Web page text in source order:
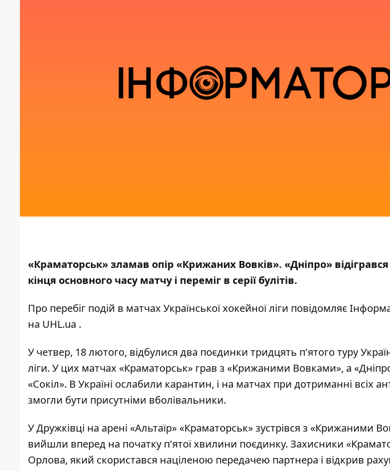
«Краматорськ» зламав опір «Крижаних Вовків». «Дніпро»
кінця основного часу матчу і переміг в серії булітів.
Про перебіг подій в матчах Української хокейної ліги повідомляє
на UHL.ua .
У четвер, 18 лютого, відбулися два поєдинки тридцять п'ятого туру
ліги. У цих матчах «Краматорськ» грав з «Крижаними Вовками», а
«Сокіл». В Україні ослабили карантин, і на матчах при дотриманні всіх
змогли бути присутніми вболівальники.
У Дружківці на арені «Альтаїр» «Краматорськ» зустрівся з «Крижаними
вийшли вперед на початку п'ятої хвилини поєдинку. Захисники
Орлова, який скористався націленою передачею партнера і відкрив